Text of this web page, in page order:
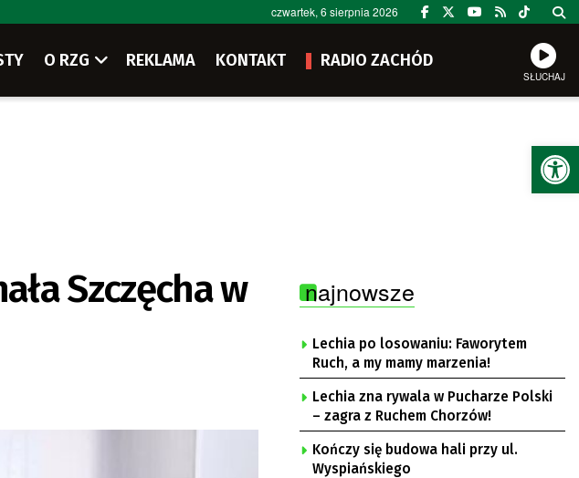
czwartek, 6 sierpnia 2026
O RZG REKLAMA KONTAKT RADIO ZACHÓD
SŁUCHAJ
Szczęcha w
najnowsze
Lechia po losowaniu: Faworytem
Ruch, a my mamy marzenia!
Lechia zna rywala w Pucharze Polski
– zagra z Ruchem Chorzów!
Kończy się budowa hali przy ul.
Wyspiańskiego